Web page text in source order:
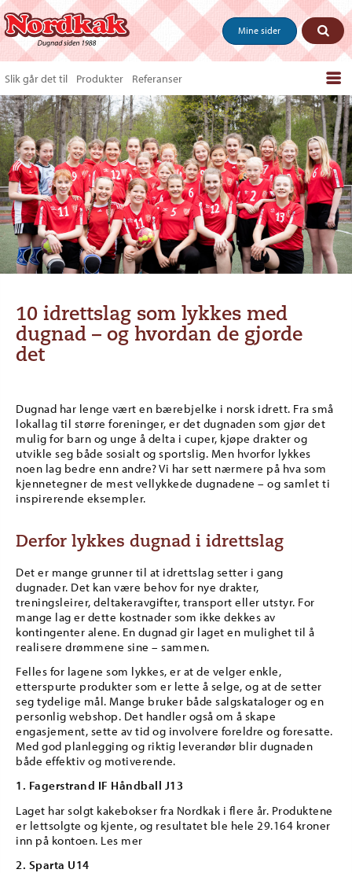
Mine sider
Slik går det til Produkter Referanser
Bestill produkter
Salgstips & last ned
Vanlige spørsmål
Om oss
Kontakt
10 idrettslag som lykkes med
dugnad – og hvordan de gjorde
det
Dugnad har lenge vært en bærebjelke i norsk idrett. Fra små
lokallag til større foreninger, er det dugnaden som gjør det
mulig for barn og unge å delta i cuper, kjøpe drakter og
utvikle seg både sosialt og sportslig. Men hvorfor lykkes
noen lag bedre enn andre? Vi har sett nærmere på hva som
kjennetegner de mest vellykkede dugnadene – og samlet ti
inspirerende eksempler.
Derfor lykkes dugnad i idrettslag
Det er mange grunner til at idrettslag setter i gang
dugnader. Det kan være behov for nye drakter,
treningsleirer, deltakeravgifter, transport eller utstyr. For
mange lag er dette kostnader som ikke dekkes av
kontingenter alene. En dugnad gir laget en mulighet til å
realisere drømmene sine – sammen.
Felles for lagene som lykkes, er at de velger enkle,
etterspurte produkter som er lette å selge, og at de setter
seg tydelige mål. Mange bruker både salgskataloger og en
personlig webshop. Det handler også om å skape
engasjement, sette av tid og involvere foreldre og foresatte.
Med god planlegging og riktig leverandør blir dugnaden
både effektiv og motiverende.
1. Fagerstrand IF Håndball J13
Laget har solgt kakebokser fra Nordkak i flere år. Produktene
er lettsolgte og kjente, og resultatet ble hele 29.164 kroner
inn på kontoen. Les mer
2. Sparta U14